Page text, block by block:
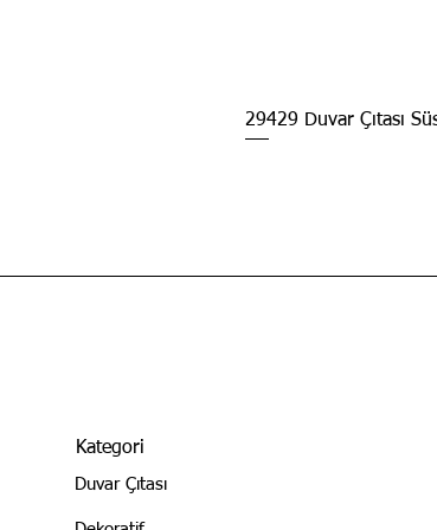
29429 Duvar Çıtası
Kategori
Duvar Çıtası